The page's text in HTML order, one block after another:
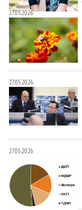
27.05.2026
27.05.2026
27.05.2026